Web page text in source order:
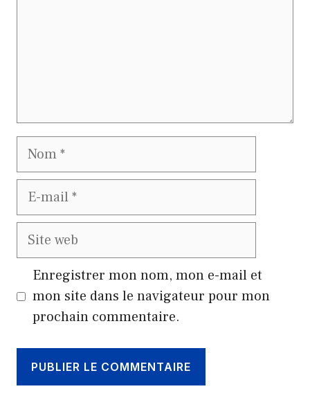
Nom
E-
mail
Site
web
Enregistrer mon nom, mon e-mail et
mon site dans le navigateur pour mon
prochain commentaire.